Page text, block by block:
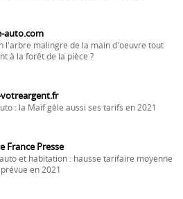
auto.com
l'arbre malingre de la main d'oeuvre tout
à la forêt de la pièce ?
: la Maif gèle aussi ses tarifs en 2021
France Presse
et habitation : hausse tarifaire moyenne
en 2021